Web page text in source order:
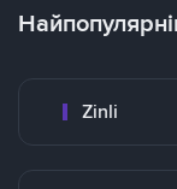
Zinli